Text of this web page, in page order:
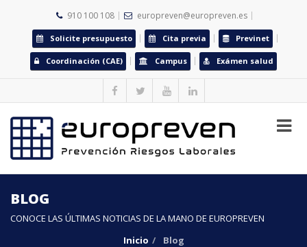
910 100 108 europreven@europreven.es
Solicite presupuesto Cita previa Previnet
Coordinación (CAE) Campus Exámen salud
BLOG
CONOCE LAS ÚLTIMAS NOTICIAS DE LA MANO DE EUROPREVEN
Inicio
Blog